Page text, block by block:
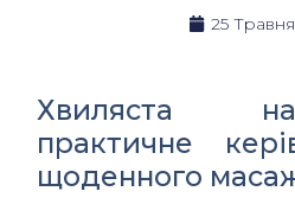
25
Хвиляста
практичне
щоденного